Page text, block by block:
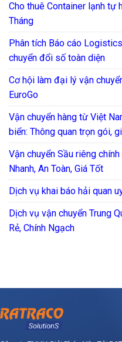
Cho thuê Container lạnh tự
Tháng
Phân tích Báo cáo
chuyển đổi số toàn diện
Cơ hội làm đại lý vận
EuroGo
Vận chuyển hàng từ Việt
biển: Thông quan trọn gói,
Vận chuyển Sầu riêng
Nhanh, An Toàn, Giá Tốt
Dịch vụ khai báo hải quan
Dịch vụ vận chuyển Trung
Rẻ, Chính Ngạch